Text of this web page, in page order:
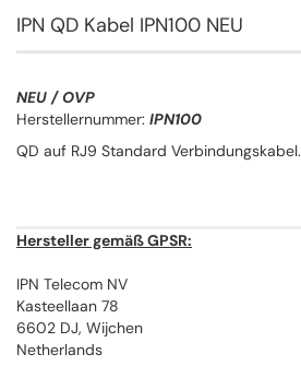
IPN QD Kabel IPN100 NEU
NEU / OVP
Herstellernummer: IPN100
QD auf RJ9 Standard Verbindungskabel.
Hersteller gemäß GPSR:
IPN Telecom NV
Kasteellaan 78
6602 DJ, Wijchen
Netherlands